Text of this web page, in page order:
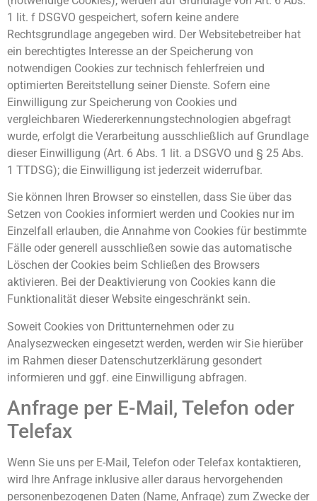
1 lit. f DSGVO gespeichert, sofern keine andere
Rechtsgrundlage angegeben wird. Der Websitebetreiber hat
ein berechtigtes Interesse an der Speicherung von
notwendigen Cookies zur technisch fehlerfreien und
optimierten Bereitstellung seiner Dienste. Sofern eine
Einwilligung zur Speicherung von Cookies und
vergleichbaren Wiedererkennungstechnologien abgefragt
wurde, erfolgt die Verarbeitung ausschließlich auf Grundlage
dieser Einwilligung (Art. 6 Abs. 1 lit. a DSGVO und § 25 Abs.
1 TTDSG); die Einwilligung ist jederzeit widerrufbar.
Sie können Ihren Browser so einstellen, dass Sie über das
Setzen von Cookies informiert werden und Cookies nur im
Einzelfall erlauben, die Annahme von Cookies für bestimmte
Fälle oder generell ausschließen sowie das automatische
Löschen der Cookies beim Schließen des Browsers
aktivieren. Bei der Deaktivierung von Cookies kann die
Funktionalität dieser Website eingeschränkt sein.
Soweit Cookies von Drittunternehmen oder zu
Analysezwecken eingesetzt werden, werden wir Sie hierüber
im Rahmen dieser Datenschutzerklärung gesondert
informieren und ggf. eine Einwilligung abfragen.
Anfrage per E-Mail, Telefon oder
Telefax
Wenn Sie uns per E-Mail, Telefon oder Telefax kontaktieren,
wird Ihre Anfrage inklusive aller daraus hervorgehenden
personenbezogenen Daten (Name, Anfrage) zum Zwecke der